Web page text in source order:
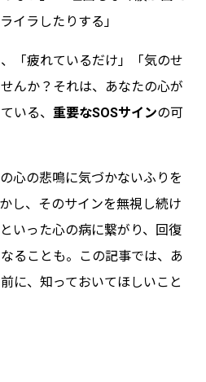
イラしたりする」
「疲れているだけ」「気のせ
んか？それは、あなたの心が
いる、 重要なSOSサインの可
心の悲鳴に気づかないふりを
し、そのサインを無視し続け
いった心の病に繋がり、回復
ることも。この記事では、あ
に、知っておいてほしいこと